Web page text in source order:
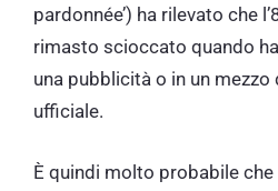
pardonnée’) ha rilevato che
rimasto scioccato quando
una pubblicità o in un
ufficiale.
È quindi molto probabile